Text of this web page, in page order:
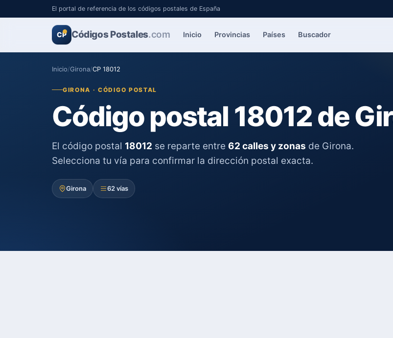
El portal de referencia de los códigos postales de España
CP Códigos Postales.com Inicio Provincias Países Buscador
Inicio/Girona/CP 18012
GIRONA · CÓDIGO POSTAL
Código postal 18012 de
El código postal 18012 se reparte entre 62 calles y zonas de Girona.
Selecciona tu vía para confirmar la dirección postal exacta.
Girona 62 vías